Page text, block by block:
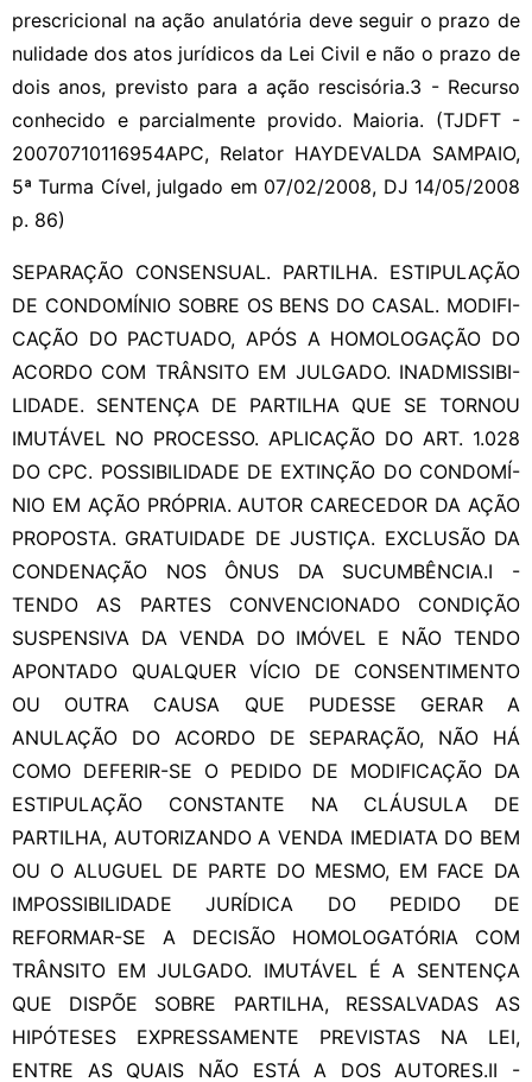
prescricional na ação anulatória deve seguir o prazo de
nulidade dos atos jurídicos da Lei Civil e não o prazo de
dois anos, previsto para a ação rescisória.3 - Recurso
conhecido e parcialmente provido. Maioria. (TJDFT -
20070710116954APC, Relator HAYDEVALDA SAMPAIO,
5ª Turma Cível, julgado em 07/02/2008, DJ 14/05/2008
p. 86)
SEPARAÇÃO CONSENSUAL. PARTILHA. ESTIPULAÇÃO
DE CONDOMÍNIO SOBRE OS BENS DO CASAL. MODIFI-
CAÇÃO DO PACTUADO, APÓS A HOMOLOGAÇÃO DO
ACORDO COM TRÂNSITO EM JULGADO. INADMISSIBI-
LIDADE. SENTENÇA DE PARTILHA QUE SE TORNOU
IMUTÁVEL NO PROCESSO. APLICAÇÃO DO ART. 1.028
DO CPC. POSSIBILIDADE DE EXTINÇÃO DO CONDOMÍ-
NIO EM AÇÃO PRÓPRIA. AUTOR CARECEDOR DA AÇÃO
PROPOSTA. GRATUIDADE DE JUSTIÇA. EXCLUSÃO DA
CONDENAÇÃO NOS ÔNUS DA SUCUMBÊNCIA.I -
TENDO AS PARTES CONVENCIONADO CONDIÇÃO
SUSPENSIVA DA VENDA DO IMÓVEL E NÃO TENDO
APONTADO QUALQUER VÍCIO DE CONSENTIMENTO
OU OUTRA CAUSA QUE PUDESSE GERAR A
ANULAÇÃO DO ACORDO DE SEPARAÇÃO, NÃO HÁ
COMO DEFERIR-SE O PEDIDO DE MODIFICAÇÃO DA
ESTIPULAÇÃO CONSTANTE NA CLÁUSULA DE
PARTILHA, AUTORIZANDO A VENDA IMEDIATA DO BEM
OU O ALUGUEL DE PARTE DO MESMO, EM FACE DA
IMPOSSIBILIDADE JURÍDICA DO PEDIDO DE
REFORMAR-SE A DECISÃO HOMOLOGATÓRIA COM
TRÂNSITO EM JULGADO. IMUTÁVEL É A SENTENÇA
QUE DISPÕE SOBRE PARTILHA, RESSALVADAS AS
HIPÓTESES EXPRESSAMENTE PREVISTAS NA LEI,
ENTRE AS QUAIS NÃO ESTÁ A DOS AUTORES.II -